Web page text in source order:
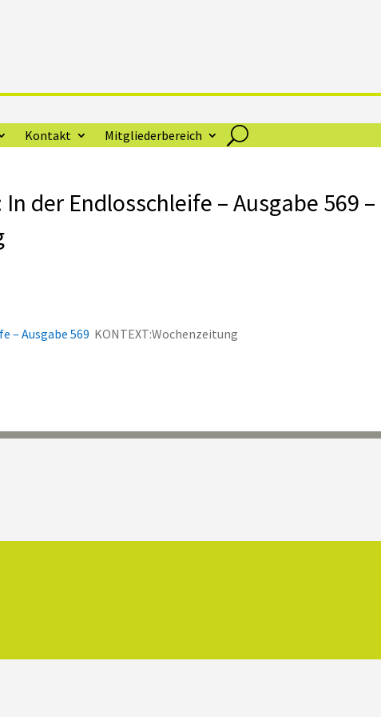
Kontakt Mitgliederbereich
der Endlosschleife – Ausgabe 569 –
– Ausgabe 569 KONTEXT:Wochenzeitung